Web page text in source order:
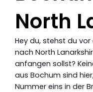
North
Hey du, stehst du
nach North
anfangen sollst?
aus Bochum sind
Nummer eins in der